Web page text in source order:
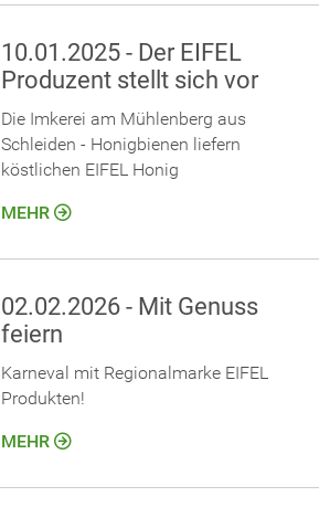
10.01.2025 - Der EIFEL
Produzent stellt sich vor
Die Imkerei am Mühlenberg aus
Schleiden - Honigbienen liefern
köstlichen EIFEL Honig
MEHR
02.02.2026 - Mit Genuss
feiern
Karneval mit Regionalmarke EIFEL
Produkten!
MEHR